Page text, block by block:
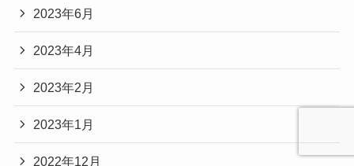
2023年6月
2023年4月
2023年2月
2023年1月
2022年12月